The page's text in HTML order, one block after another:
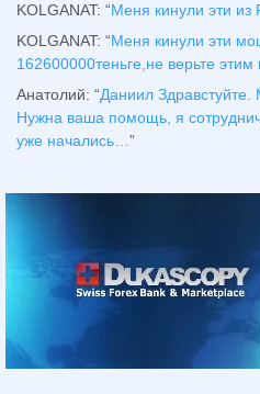
KOLGANAT: “Меня кинули эти из
KOLGANAT: “Меня кинули эти
162600000теньге,не верьте
Анатолий: “Даниил Здравстуйте.
Нужна ваша помощь, я
уже начались…”